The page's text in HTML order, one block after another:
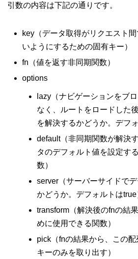
引数の内容は下記の通りです。
key（データ取得がリクエスト
いようにするための固有キー）
fn（値を返す非同期関数）
options
lazy（ナビゲーションをブ
なく、ルートをロードした
を解決するかどうか。デフ
default（非同期関数が解決
タのデフォルト値を設定す
数）
server（サーバーサイドで
かどうか。デフォルトはtrue
transform（解決後のfnの結
めに使用できる関数）
pick（fnの結果から、この
キーのみを取り出す）